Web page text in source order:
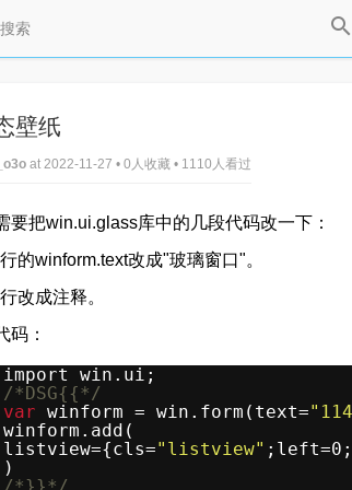
壁纸
at 2022-11-27 • 0人收藏 • 1110人看过
要把win.ui.glass库中的几段代码改一下：
的winform.text改成"玻璃窗口"。
改成注释。
码：
import win.ui;
/*DSG{{*/
var winform = win.form(text=
winform.add(
listview={cls="listview"
)